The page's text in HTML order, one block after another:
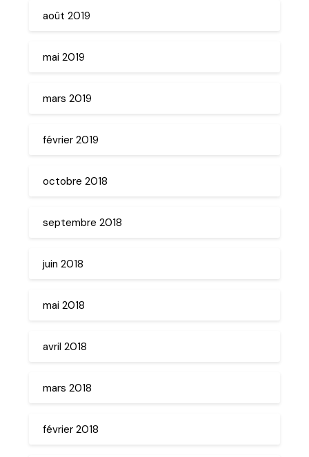
août 2019
mai 2019
mars 2019
février 2019
octobre 2018
septembre 2018
juin 2018
mai 2018
avril 2018
mars 2018
février 2018